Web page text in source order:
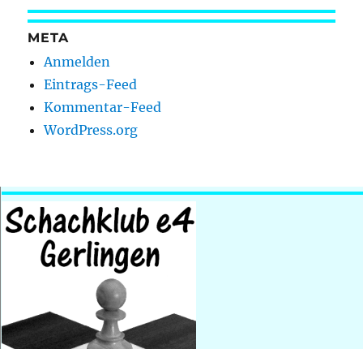
META
Anmelden
Eintrags-Feed
Kommentar-Feed
WordPress.org